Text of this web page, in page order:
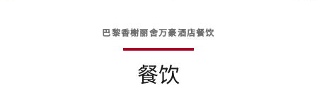
巴黎香榭丽舍万豪酒店餐饮
餐饮